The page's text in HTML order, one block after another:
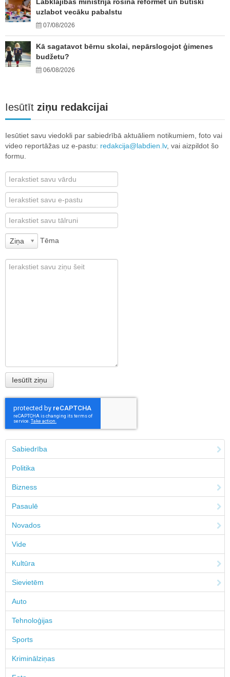
uzlabot vecāku pabalstu
07/08/2026
Kā sagatavot bērnu skolai, nepārslogojot ģimenes
budžetu?
06/08/2026
Iesūtīt ziņu redakcijai
Iesūtiet savu viedokli par sabiedrībā aktuāliem notikumiem, foto vai
video reportāžas uz e-pastu: redakcija@labdien.lv, vai aizpildot šo
formu.
Ziņa Tēma
Sabiedrība
Politika
Bizness
Pasaulē
Novados
Vide
Kultūra
Sievietēm
Auto
Tehnoloģijas
Sports
Kriminālziņas